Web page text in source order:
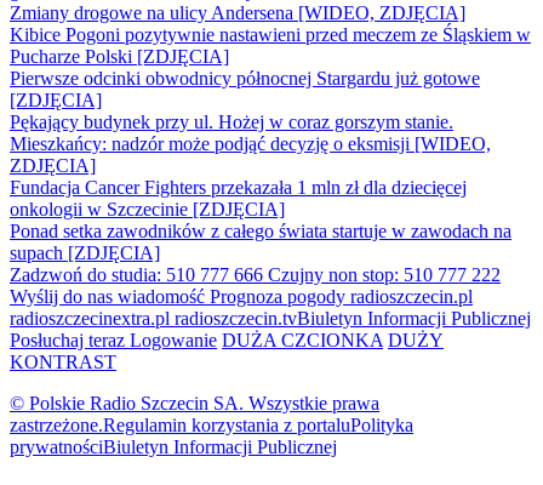
Zmiany drogowe na ulicy Andersena [WIDEO, ZDJĘCIA]
Kibice Pogoni pozytywnie nastawieni przed meczem ze Śląskiem w
Pucharze Polski [ZDJĘCIA]
Pierwsze odcinki obwodnicy północnej Stargardu już gotowe
[ZDJĘCIA]
Pękający budynek przy ul. Hożej w coraz gorszym stanie.
Mieszkańcy: nadzór może podjąć decyzję o eksmisji [WIDEO,
ZDJĘCIA]
Fundacja Cancer Fighters przekazała 1 mln zł dla dziecięcej
onkologii w Szczecinie [ZDJĘCIA]
Ponad setka zawodników z całego świata startuje w zawodach na
supach [ZDJĘCIA]
Zadzwoń do studia: 510 777 666 Czujny non stop: 510 777 222
Wyślij do nas wiadomość Prognoza pogody radioszczecin.pl
radioszczecinextra.pl radioszczecin.tvBiuletyn Informacji Publicznej
Posłuchaj teraz Logowanie DUŻA CZCIONKA DUŻY
KONTRAST
© Polskie Radio Szczecin SA. Wszystkie prawa
zastrzeżone.Regulamin korzystania z portaluPolityka
prywatnościBiuletyn Informacji Publicznej